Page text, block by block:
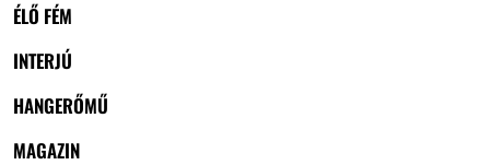
ÉLŐ FÉM
INTERJÚ
HANGERŐMŰ
MAGAZIN